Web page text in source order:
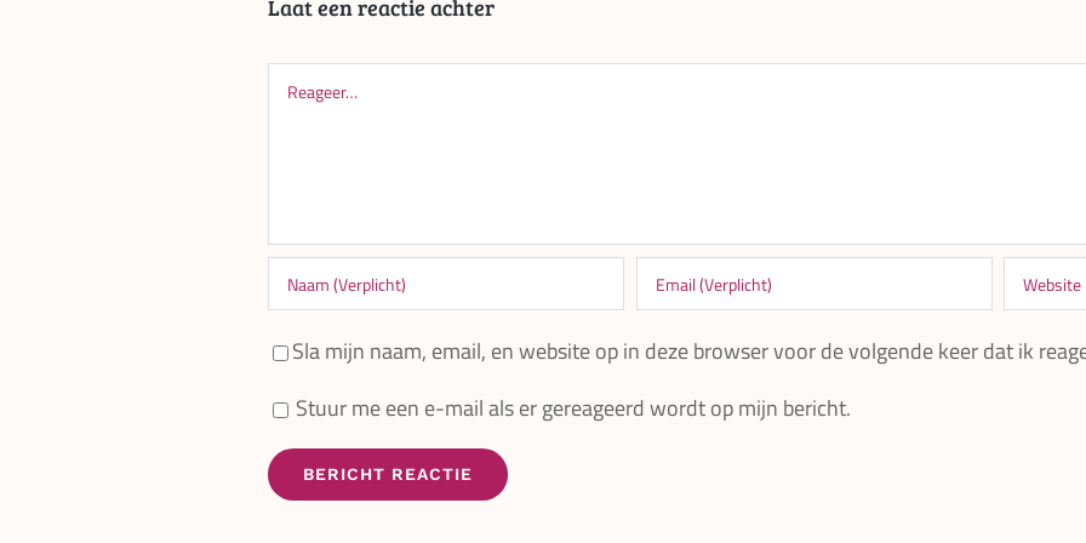
Laat een reactie achter
Reageer
Sla mijn naam, email, en website op in deze browser voor de volgende keer dat ik
Stuur me een e-mail als er gereageerd wordt op mijn bericht.